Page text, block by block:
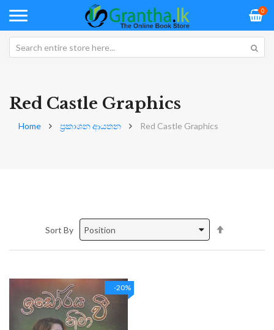
0
Red Castle Graphics
Home ප්‍රකාශන ආයතන Red Castle Graphics
Sort By
Direction
-20%